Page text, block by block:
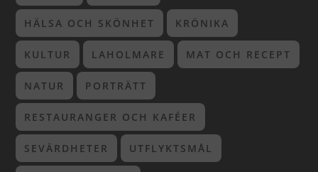
HÄLSA OCH SKÖNHET KRÖNIKA
KULTUR LAHOLMARE MAT OCH RECEPT
NATUR PORTRÄTT
RESTAURANGER OCH KAFÉER
SEVÄRDHETER UTFLYKTSMÅL